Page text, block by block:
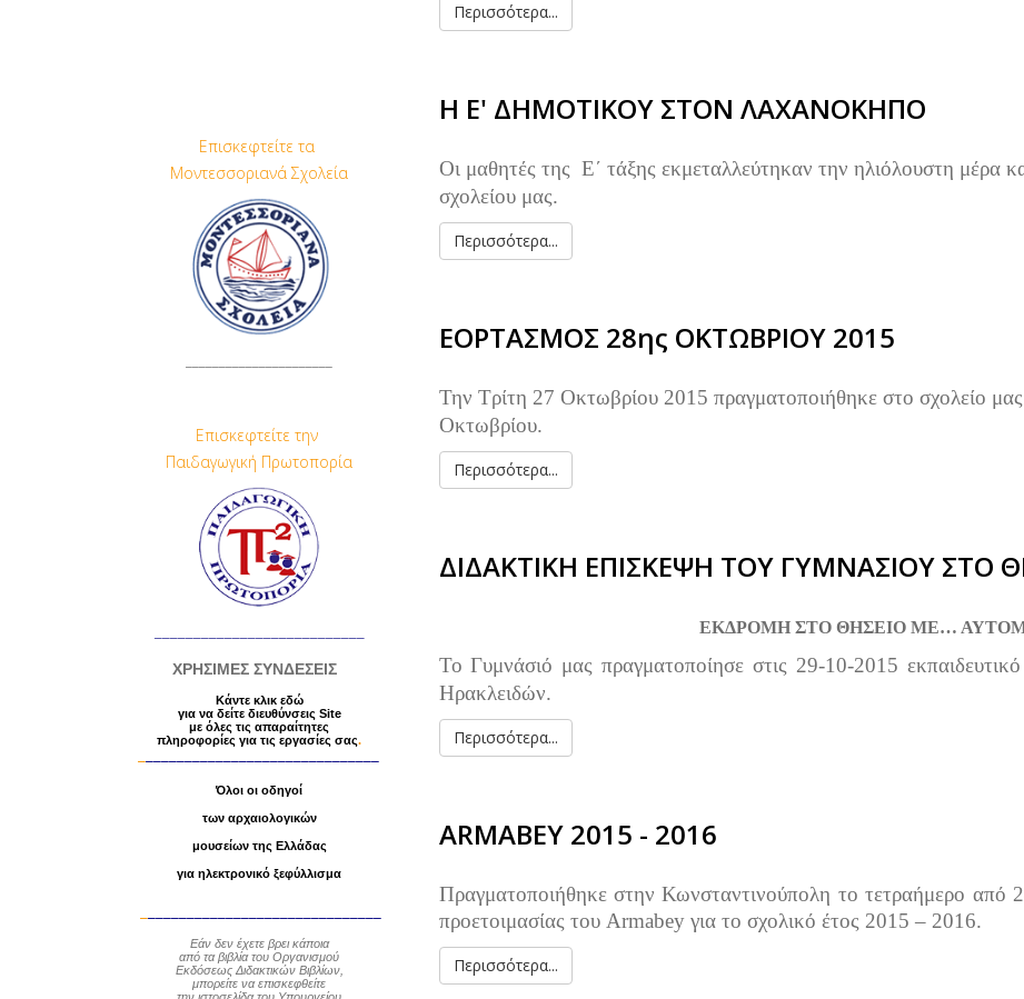
Επισκεφτείτε τα
Μοντεσσοριανά Σχολεία
Επισκεφτείτε την
Παιδαγωγική Πρωτοπορία
ΧΡΗΣΙΜΕΣ ΣΥΝΔΕΣΕΙΣ
Κάντε κλικ εδώ
για να δείτε διευθύνσεις Site
με όλες τις απαραίτητες
πληροφορίεςγια τις εργασίες σας.
Όλοι οι οδηγοί
των αρχαιολογικών
μουσείων της Ελλάδας
για ηλεκτρονικό ξεφύλλισμα
Εάν δεν έχετε βρει κάποια
από τα βιβλίατου Οργανισμού
Εκδόσεως Διδακτικών Βιβλίων,
μπορείτε να επισκεφθείτε
Περισσότερα...
Η Ε' ΔΗΜΟΤΙΚΟΥ ΣΤΟΝ ΛΑΧΑΝΟΚΗΠΟ
Οι μαθητές της Ε΄ τάξης εκμεταλλεύτηκαν την ηλιόλουστη μέρα
σχολείου μας.
Περισσότερα...
ΕΟΡΤΑΣΜΟΣ 28ης ΟΚΤΩΒΡΙΟΥ 2015
Την Τρίτη 27 Οκτωβρίου 2015 πραγματοποιήθηκε στο σχολείο μας
Οκτωβρίου.
Περισσότερα...
ΔΙΔΑΚΤΙΚΗ ΕΠΙΣΚΕΨΗ ΤΟΥ ΓΥΜΝΑΣΙΟΥ ΣΤΟ
ΕΚΔΡΟΜΗ ΣΤΟ ΘΗΣΕΙΟ ΜΕ…
Το Γυμνάσιό μας πραγματοποίησε στις 29-10-2015
Ηρακλειδών.
Περισσότερα...
ARMABEY 2015 - 2016
Πραγματοποιήθηκε στην Κωνσταντινούπολη το τετραήμερο
προετοιμασίας του Armabey για το σχολικό έτος 2015 – 2016.
Περισσότερα...